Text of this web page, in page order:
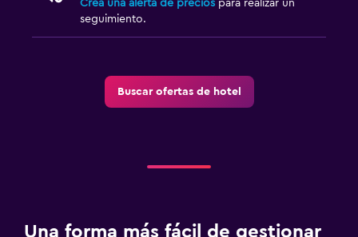
Crea una alerta de precios para realizar un
seguimiento.
Buscar ofertas de hotel
Una forma más fácil de gestionar